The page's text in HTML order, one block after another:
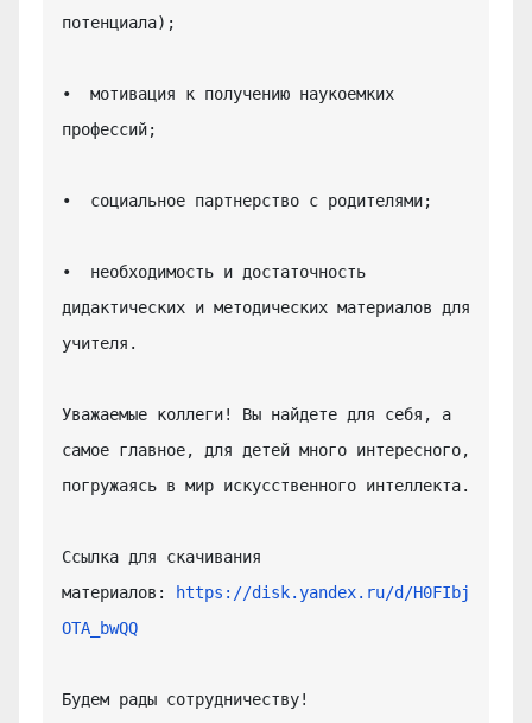
потенциала);
•  мотивация к получению наукоемких
профессий;
•  социальное партнерство с родителями;
•  необходимость и достаточность
дидактических и методических материалов для
учителя.
Уважаемые коллеги! Вы найдете для себя, а
самое главное, для детей много интересного,
погружаясь в мир искусственного интеллекта.
Ссылка для скачивания
материалов:
https://disk.yandex.ru/d/H0FIbj
OTA_bwQQ
Будем рады сотрудничеству!